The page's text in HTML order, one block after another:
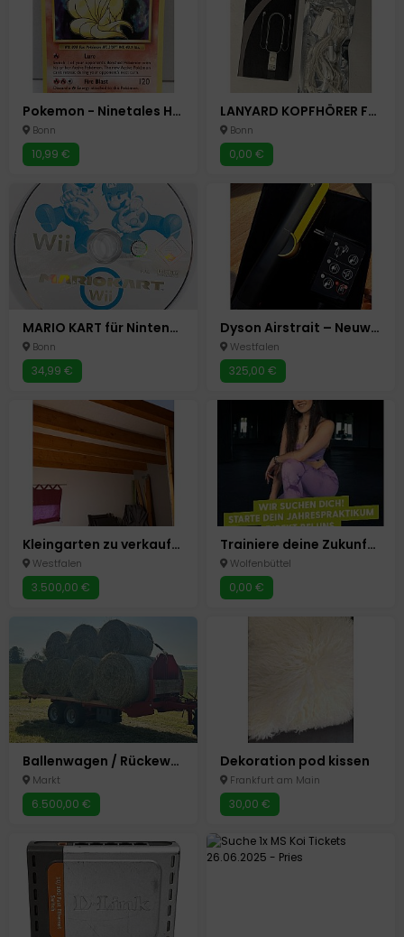
Pokemon - Ninetales Holo - 15/108 - XY Evolutions - englisch - PSA BGS CGC
Bonn
10,99 €
LANYARD KOPFHÖRER FÜR IPOD NANO HEADPHONES
Bonn
0,00 €
MARIO KART für Nintendo Wii Konsole - Partyspiel - Nur Spiele CD OHNE OVP
Bonn
34,99 €
Dyson Airstrait – Neuwertig, nur wenige Male benutzt!
Westfalen
325,00 €
Kleingarten zu verkaufen am Sommerberg
Westfalen
3.500,00 €
Trainiere deine Zukunft – mit einem Jahrespraktikum für Schüler
Wolfenbüttel
0,00 €
Ballenwagen / Rückewagen / Holztransportwagen / Holzanhänger
Markt
6.500,00 €
Dekoration pod kissen
Frankfurt am Main
30,00 €